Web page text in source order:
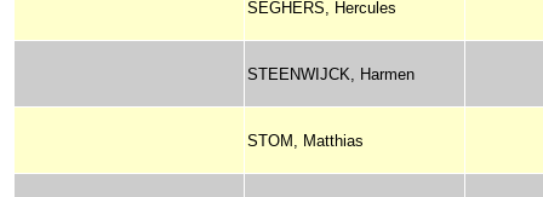
SEGHERS, Hercules
STEENWIJCK, Harmen
STOM, Matthias